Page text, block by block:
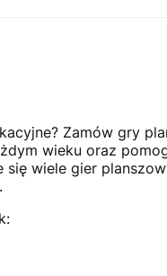
Zamów gry
wieku oraz
się wiele gier